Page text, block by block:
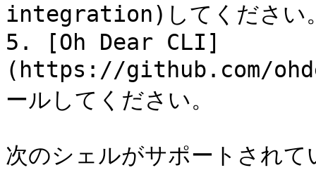
integration)してください
5. [Oh Dear CLI]
(https://github.com/
ールしてください。
次のシェルがサポートされ